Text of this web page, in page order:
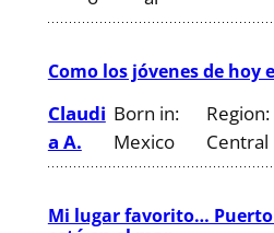
Como los jóvenes de hoy
Claudi
a A.
Born in:
Mexico
Region:
Central
Mi lugar favorito…